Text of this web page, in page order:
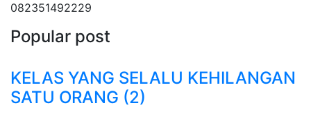
082351492229
Popular post
KELAS YANG SELALU KEHILANGAN
SATU ORANG (2)